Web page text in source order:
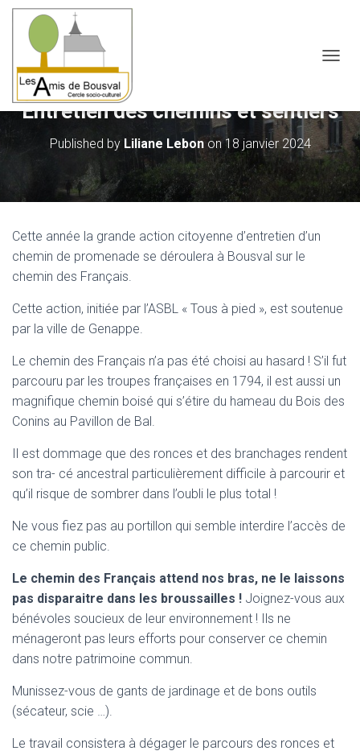
Entretien des chemins et sentiers
Published by Liliane Lebonon18 janvier 2024
Cette année la grande action citoyenne d’entretien d’un
chemin de promenade se déroulera à Bousval sur le
chemin des Français.
Cette action, initiée par l’ASBL « Tous à pied », est soutenue
par la ville de Genappe.
Le chemin des Français n’a pas été choisi au hasard ! S’il fut
parcouru par les troupes françaises en 1794, il est aussi un
magnifique chemin boisé qui s’étire du hameau du Bois des
Conins au Pavillon de Bal.
Il est dommage que des ronces et des branchages rendent
son tra- cé ancestral particulièrement difficile à parcourir et
qu’il risque de sombrer dans l’oubli le plus total !
Ne vous fiez pas au portillon qui semble interdire l’accès de
ce chemin public.
Le chemin des Français attend nos bras, ne le laissons
pas disparaitre dans les broussailles ! Joignez-vous aux
bénévoles soucieux de leur environnement ! Ils ne
ménageront pas leurs efforts pour conserver ce chemin
dans notre patrimoine commun.
Munissez-vous de gants de jardinage et de bons outils
(sécateur, scie …).
Le travail consistera à dégager le parcours des ronces et